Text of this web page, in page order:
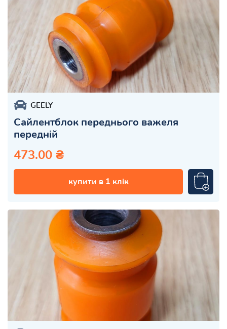
GEELY
Сайлентблок переднього важеля
передній
473.00 ₴
купити в 1 клік